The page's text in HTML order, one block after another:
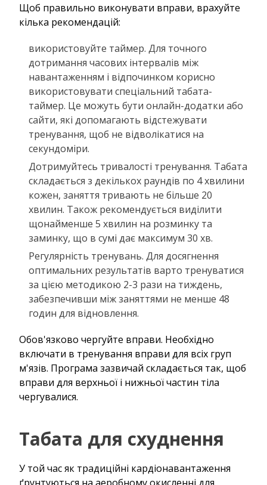
Щоб правильно виконувати вправи, врахуйте
кілька рекомендацій:
використовуйте таймер. Для точного
дотримання часових інтервалів між
навантаженням і відпочинком корисно
використовувати спеціальний табата-
таймер. Це можуть бути онлайн-додатки або
сайти, які допомагають відстежувати
тренування, щоб не відволікатися на
секундоміри.
Дотримуйтесь тривалості тренування. Табата
складається з декількох раундів по 4 хвилини
кожен, заняття тривають не більше 20
хвилин. Також рекомендується виділити
щонайменше 5 хвилин на розминку та
заминку, що в сумі дає максимум 30 хв.
Регулярність тренувань. Для досягнення
оптимальних результатів варто тренуватися
за цією методикою 2-3 рази на тиждень,
забезпечивши між заняттями не менше 48
годин для відновлення.
Обов'язково чергуйте вправи. Необхідно
включати в тренування вправи для всіх груп
м'язів. Програма зазвичай складається так, щоб
вправи для верхньої і нижньої частин тіла
чергувалися.
Табата для схуднення
У той час як традиційні кардіонавантаження